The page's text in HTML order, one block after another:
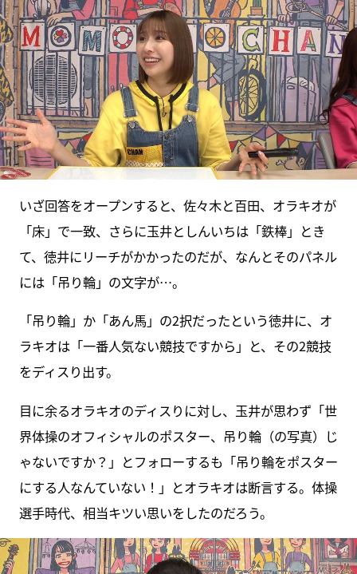
いざ回答をオープンすると、佐々木と百田、オラキオが
「床」で一致、さらに玉井としんいちは「鉄棒」とき
て、徳井にリーチがかかったのだが、なんとそのパネル
には「吊り輪」の文字が…。
「吊り輪」か「あん馬」の2択だったという徳井に、オ
ラキオは「一番人気ない競技ですから」と、その2競技
をディスり出す。
目に余るオラキオのディスりに対し、玉井が思わず「世
界体操のオフィシャルのポスター、吊り輪（の写真）じ
ゃないですか？」とフォローするも「吊り輪をポスター
にする人なんていない！」とオラキオは断言する。体操
選手時代、相当キツい思いをしたのだろう。